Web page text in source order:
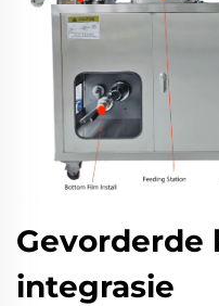
Gevorderde
integrasie